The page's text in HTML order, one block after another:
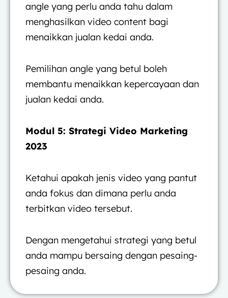
angle yang perlu anda tahu dalam
menghasilkan video content bagi
menaikkan jualan kedai anda.
Pemilihan angle yang betul boleh
membantu menaikkan kepercayaan dan
jualan kedai anda.
Modul 5: Strategi Video Marketing
2023
Ketahui apakah jenis video yang pantut
anda fokus dan dimana perlu anda
terbitkan video tersebut.
Dengan mengetahui strategi yang betul
anda mampu bersaing dengan pesaing-
pesaing anda.